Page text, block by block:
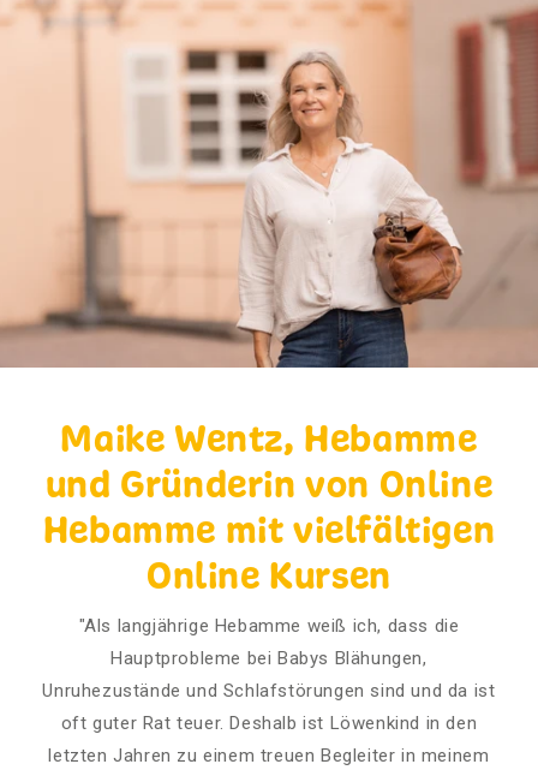
Maike Wentz, Hebamme
und Gründerin von Online
Hebamme mit vielfältigen
Online Kursen
"Als langjährige Hebamme weiß ich, dass die
Hauptprobleme bei Babys Blähungen,
Unruhezustände und Schlafstörungen sind und da ist
oft guter Rat teuer. Deshalb ist Löwenkind in den
letzten Jahren zu einem treuen Begleiter in meinem